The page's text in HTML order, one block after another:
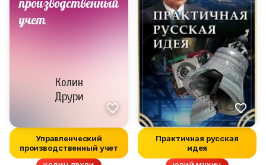
Управленческий
производственный учет
Практичная русская
идея